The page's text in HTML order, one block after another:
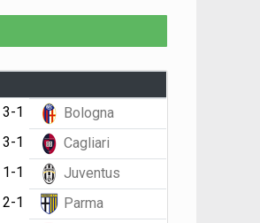
3-1
Bologna
3-1
Cagliari
1-1
Juventus
2-1
Parma